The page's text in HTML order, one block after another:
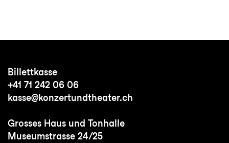
Billettkasse
+41 71 242 06 06
kasse@konzertundtheater.ch
Grosses Haus und Tonhalle
Museumstrasse 24/25